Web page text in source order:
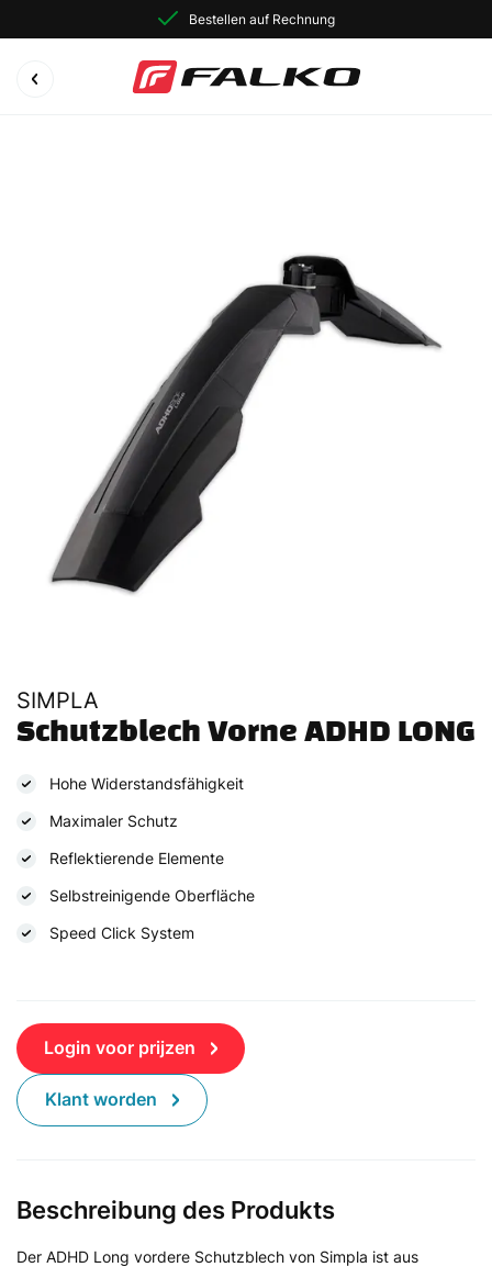
Bestellen auf Rechnung
SIMPLA
Schutzblech Vorne ADHD LONG
Hohe Widerstandsfähigkeit
Maximaler Schutz
Reflektierende Elemente
Selbstreinigende Oberfläche
Speed Click System
Login voor prijzen
Klant worden
Beschreibung des Produkts
Der ADHD Long vordere Schutzblech von Simpla ist aus